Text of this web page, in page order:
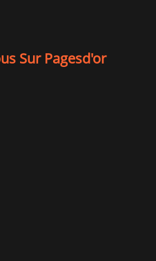
Sur Pagesd'or